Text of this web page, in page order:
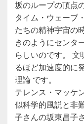
坂のループの頂点
タイム・ウェーブ
たちの精神宇宙の
きのようにセンタ
らしいのです。
るほど加速度的に
理論 です。
テレンス・マッケ
似科学的風説と非
子さんの坂東昌子